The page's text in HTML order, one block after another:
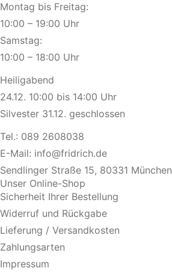
Montag bis Freitag:
10:00 – 19:00 Uhr
Samstag:
10:00 – 18:00 Uhr
Heiligabend
24.12. 10:00 bis 14:00 Uhr
Silvester 31.12. geschlossen
Tel.: 089 2608038
E-Mail: info@fridrich.de
Sendlinger Straße 15, 80331 München
Unser Online-Shop
Sicherheit Ihrer Bestellung
Widerruf und Rückgabe
Lieferung / Versandkosten
Zahlungsarten
Impressum